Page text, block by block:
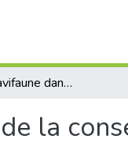
Inventaire de l'avifaune dans la forêt de la conservation des forêts à proximité de l’université de Ghardaïa
la